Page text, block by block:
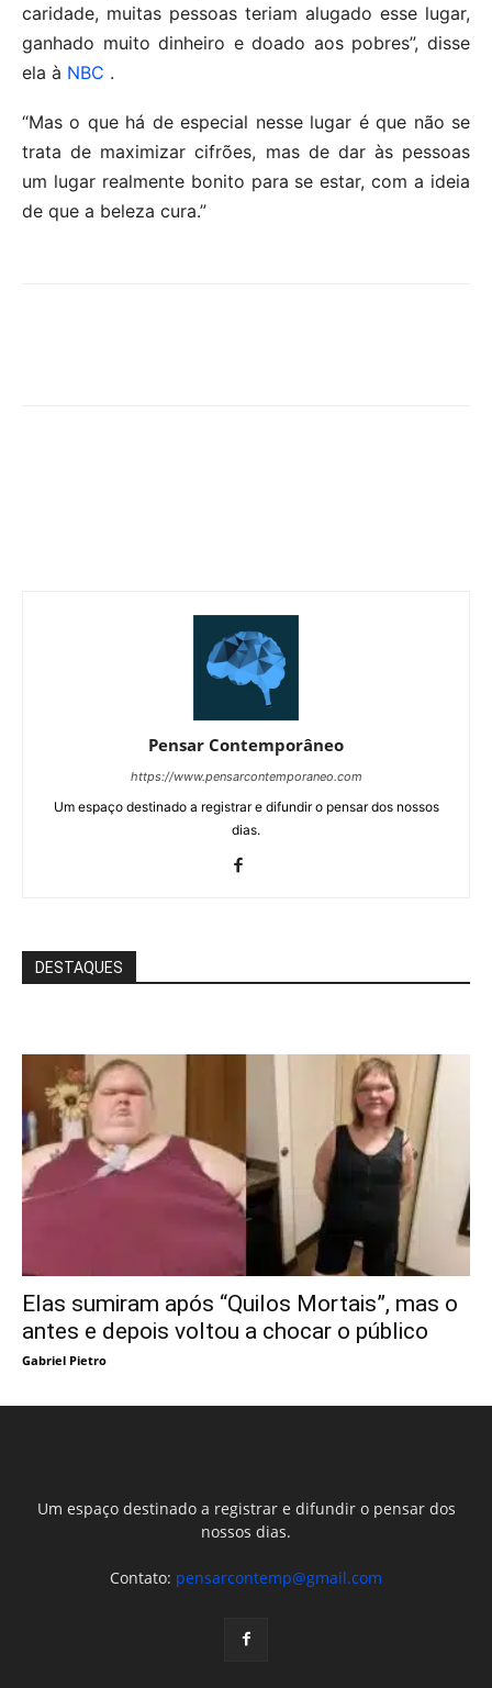
caridade, muitas pessoas teriam alugado esse lugar,
ganhado muito dinheiro e doado aos pobres”, disse
ela à NBC .
“Mas o que há de especial nesse lugar é que não se
trata de maximizar cifrões, mas de dar às pessoas
um lugar realmente bonito para se estar, com a ideia
de que a beleza cura.”
Pensar Contemporâneo
https://www.pensarcontemporaneo.com
Um espaço destinado a registrar e difundir o pensar dos nossos
dias.
DESTAQUES
Elas sumiram após “Quilos Mortais”, mas o
antes e depois voltou a chocar o público
Gabriel Pietro
Um espaço destinado a registrar e difundir o pensar dos
nossos dias.
Contato: pensarcontemp@gmail.com